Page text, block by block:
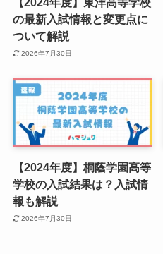
の最新入試情報と変更点に
ついて解説
2026年7月30日
【2024年度】桐蔭学園高等
学校の入試結果は？入試情
報も解説
2026年7月30日